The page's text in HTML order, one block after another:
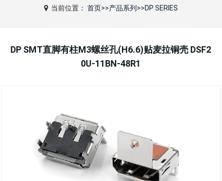
当前位置： 首页>>产品系列 >>DP SERIES
DP SMT直脚有柱M3螺丝孔(H6.6)贴麦拉铜壳 DSF2
0U-11BN-48R1